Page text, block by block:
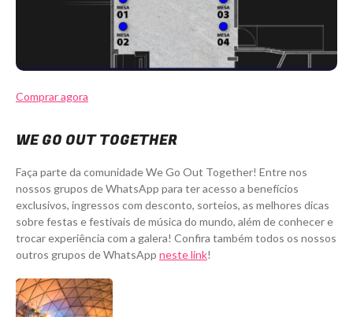
Comprar agora
WE GO OUT TOGETHER
Faça parte da comunidade We Go Out Together! Entre nos
nossos grupos de WhatsApp para ter acesso a benefícios
exclusivos, ingressos com desconto, sorteios, as melhores dicas
sobre festas e festivais de música do mundo, além de conhecer e
trocar experiência com a galera! Confira também todos os nossos
outros grupos de WhatsApp neste link!